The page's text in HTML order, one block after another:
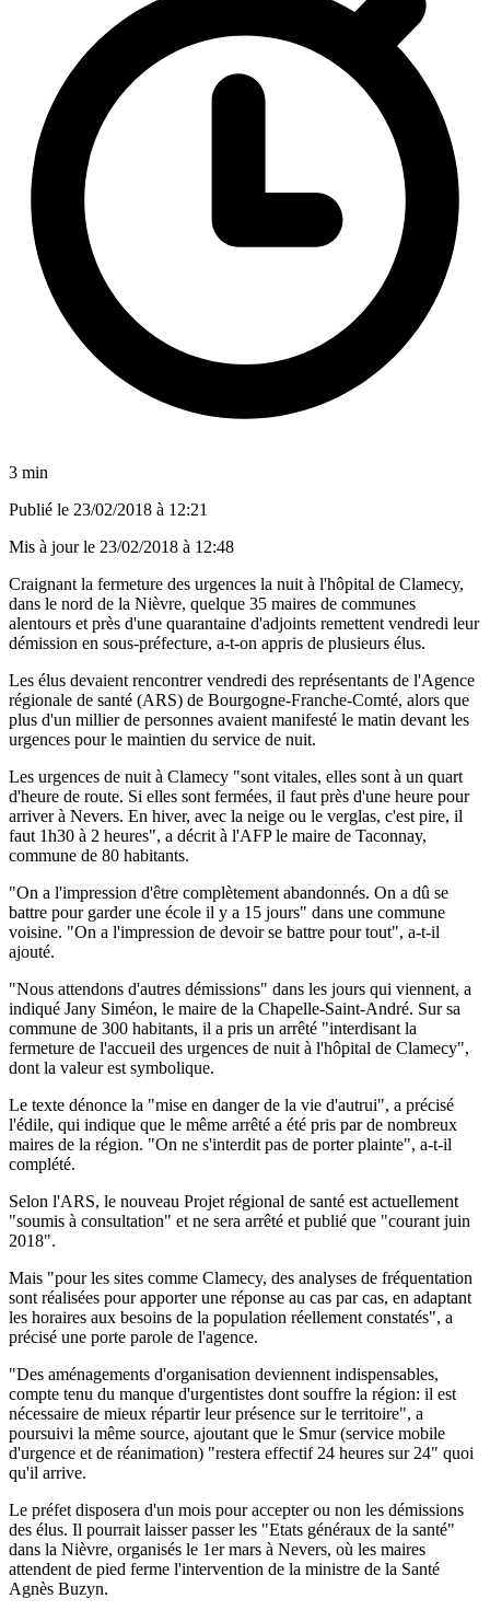
3 min
Publié le 23/02/2018 à 12:21
Mis à jour le 23/02/2018 à 12:48
Craignant la fermeture des urgences la nuit à l'hôpital de Clamecy,
dans le nord de la Nièvre, quelque 35 maires de communes
alentours et près d'une quarantaine d'adjoints remettent vendredi leur
démission en sous-préfecture, a-t-on appris de plusieurs élus.
Les élus devaient rencontrer vendredi des représentants de l'Agence
régionale de santé (ARS) de Bourgogne-Franche-Comté, alors que
plus d'un millier de personnes avaient manifesté le matin devant les
urgences pour le maintien du service de nuit.
Les urgences de nuit à Clamecy "sont vitales, elles sont à un quart
d'heure de route. Si elles sont fermées, il faut près d'une heure pour
arriver à Nevers. En hiver, avec la neige ou le verglas, c'est pire, il
faut 1h30 à 2 heures", a décrit à l'AFP le maire de Taconnay,
commune de 80 habitants.
"On a l'impression d'être complètement abandonnés. On a dû se
battre pour garder une école il y a 15 jours" dans une commune
voisine. "On a l'impression de devoir se battre pour tout", a-t-il
ajouté.
"Nous attendons d'autres démissions" dans les jours qui viennent, a
indiqué Jany Siméon, le maire de la Chapelle-Saint-André. Sur sa
commune de 300 habitants, il a pris un arrêté "interdisant la
fermeture de l'accueil des urgences de nuit à l'hôpital de Clamecy",
dont la valeur est symbolique.
Le texte dénonce la "mise en danger de la vie d'autrui", a précisé
l'édile, qui indique que le même arrêté a été pris par de nombreux
maires de la région. "On ne s'interdit pas de porter plainte", a-t-il
complété.
Selon l'ARS, le nouveau Projet régional de santé est actuellement
"soumis à consultation" et ne sera arrêté et publié que "courant juin
2018".
Mais "pour les sites comme Clamecy, des analyses de fréquentation
sont réalisées pour apporter une réponse au cas par cas, en adaptant
les horaires aux besoins de la population réellement constatés", a
précisé une porte parole de l'agence.
"Des aménagements d'organisation deviennent indispensables,
compte tenu du manque d'urgentistes dont souffre la région: il est
nécessaire de mieux répartir leur présence sur le territoire", a
poursuivi la même source, ajoutant que le Smur (service mobile
d'urgence et de réanimation) "restera effectif 24 heures sur 24" quoi
qu'il arrive.
Le préfet disposera d'un mois pour accepter ou non les démissions
des élus. Il pourrait laisser passer les "Etats généraux de la santé"
dans la Nièvre, organisés le 1er mars à Nevers, où les maires
attendent de pied ferme l'intervention de la ministre de la Santé
Agnès Buzyn.